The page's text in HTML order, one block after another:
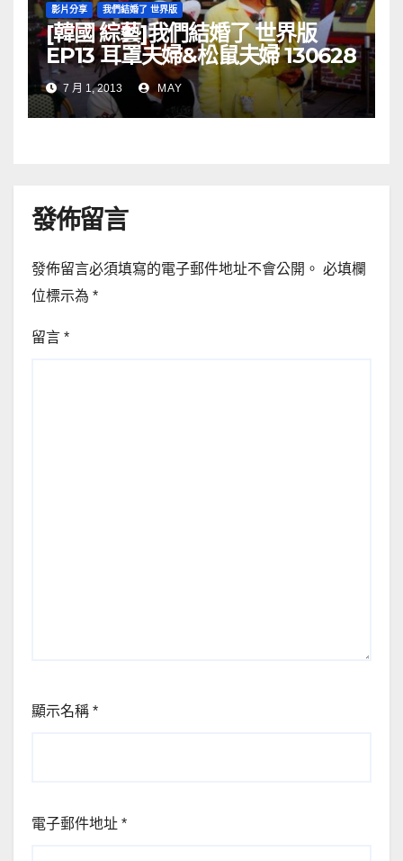
影片分享 我們結婚了 世界版
[韓國 綜藝]我們結婚了 世界版
EP13 耳罩夫婦&松鼠夫婦 130628
7 月 1, 2013 MAY
發佈留言
發佈留言必須填寫的電子郵件地址不會公開。 必填欄
位標示為 *
留言 *
顯示名稱 *
電子郵件地址 *